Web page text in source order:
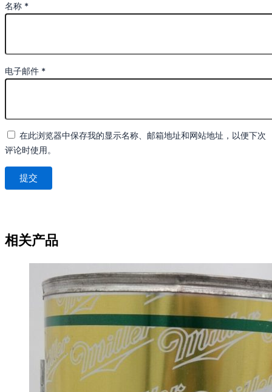
名称 *
电子邮件 *
在此浏览器中保存我的显示名称、邮箱地址和网站地址，以便下次
评论时使用。
相关产品